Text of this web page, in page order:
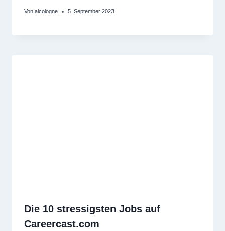
Von alcologne 5. September 2023
Die 10 stressigsten Jobs auf
Careercast.com